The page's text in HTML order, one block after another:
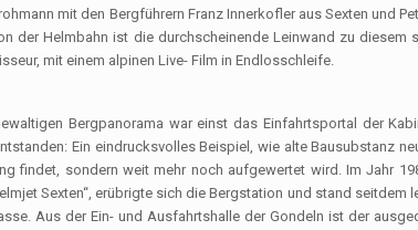
mit den Bergführern Franz Innerkofler aus Sexten und
der Helmbahn ist die durchscheinende Leinwand zu diesem
mit einem alpinen Live- Film in Endlosschleife.
Bergpanorama war einst das Einfahrtsportal der
Ein eindrucksvolles Beispiel, wie alte Bausubstanz
findet, sondern weit mehr noch aufgewertet wird. Im Jahr
Sexten“, erübrigte sich die Bergstation und stand seitdem
Aus der Ein- und Ausfahrtshalle der Gondeln ist der